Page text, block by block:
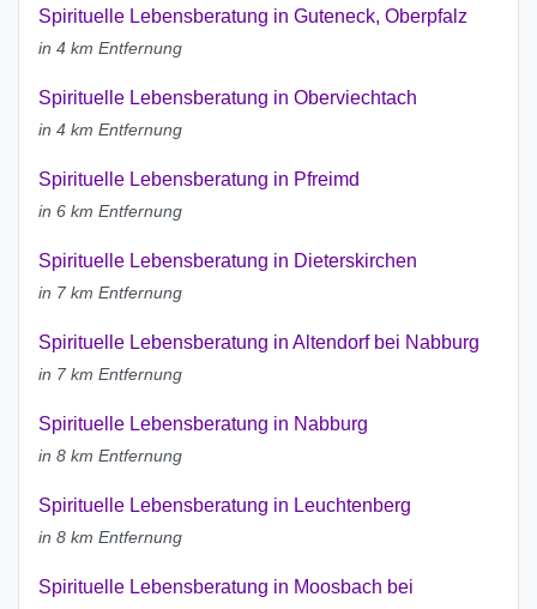
Spirituelle Lebensberatung in Guteneck, Oberpfalz
in 4 km Entfernung
Spirituelle Lebensberatung in Oberviechtach
in 4 km Entfernung
Spirituelle Lebensberatung in Pfreimd
in 6 km Entfernung
Spirituelle Lebensberatung in Dieterskirchen
in 7 km Entfernung
Spirituelle Lebensberatung in Altendorf bei Nabburg
in 7 km Entfernung
Spirituelle Lebensberatung in Nabburg
in 8 km Entfernung
Spirituelle Lebensberatung in Leuchtenberg
in 8 km Entfernung
Spirituelle Lebensberatung in Moosbach bei